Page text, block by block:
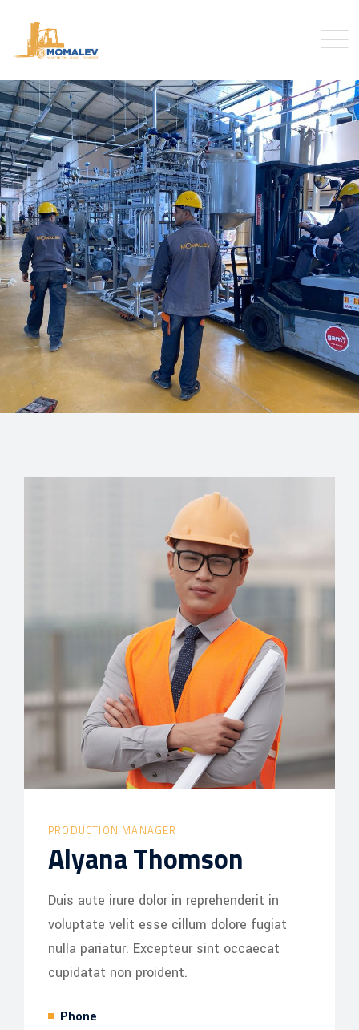
PRODUCTION MANAGER
Alyana Thomson
Duis aute irure dolor in reprehenderit in
voluptate velit esse cillum dolore fugiat
nulla pariatur. Excepteur sint occaecat
cupidatat non proident.
Phone